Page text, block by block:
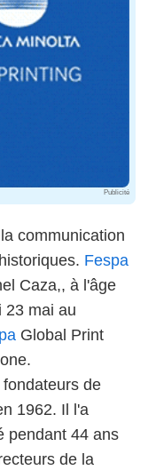
Publicité
communication
Fespa
Caza,, à l'âge
23 mai au
Global Print
de
1962. Il l'a
pendant 44 ans
de la